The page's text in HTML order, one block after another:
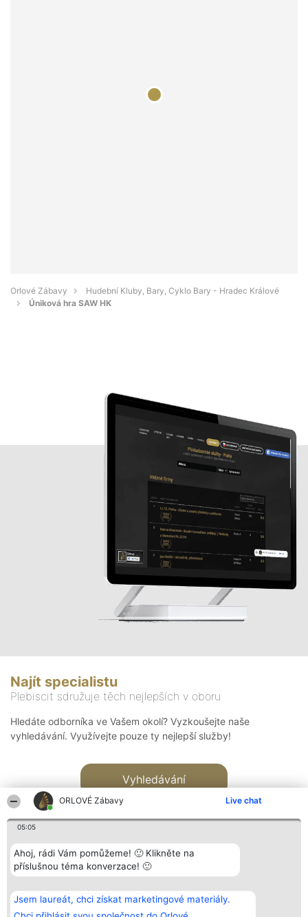
ORLOVÉ Zábavy Live chat
05:05
Ahoj, rádi Vám pomůžeme! 🙂 Klikněte na
příslušnou téma konverzace! 🙂
Jsem laureát, chci získat marketingové materiály.
Orlové Zábavy
Hudební Kluby, Bary, Cyklo Bary - Hradec Králové
Úniková hra SAW HK
Najít specialistu
Plebiscit sdružuje těch nejlepších v oboru
Hledáte odborníka ve Vašem okolí? Vyzkoušejte naše
vyhledávání. Využívejte pouze ty nejlepší služby!
Vyhledávání
Bright Side Solutions sp. z o.
o. sp. k.
ul. Ruska 22
Vítězové
Seznam všech
laureátů
Kontakt